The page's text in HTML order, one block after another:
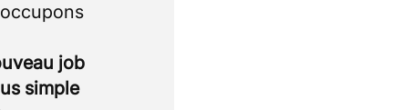
job
simple